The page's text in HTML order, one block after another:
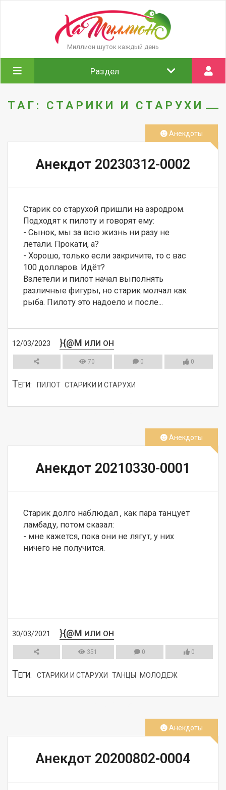
Миллион шуток каждый день
Раздел
ТАГ: СТАРИКИ И СТАРУХИ
Анекдот 20230312-0002
Старик со старухой пришли на аэродром.
Подходят к пилоту и говорят ему:
- Сынок, мы за всю жизнь ни разу не
летали. Прокати, а?
- Хорошо, только если закричите, то с вас
100 долларов. Идёт?
Взлетели и пилот начал выполнять
различные фигуры, но старик молчал как
рыба. Пилоту это надоело и после...
12/03/2023 }{@M ИЛИ ОН
70 0 0
Анекдоты
ТЕГИ: ПИЛОТ СТАРИКИ И СТАРУХИ
Анекдот 20210330-0001
Старик долго наблюдал , как пара танцует
ламбаду, потом сказал:
- мне кажется, пока они не лягут, у них
ничего не получится.
30/03/2021 }{@M ИЛИ ОН
351 0 0
Анекдоты
ТЕГИ: СТАРИКИ И СТАРУХИ ТАНЦЫ МОЛОДЕЖ
Анекдот 20200802-0004
Анекдоты